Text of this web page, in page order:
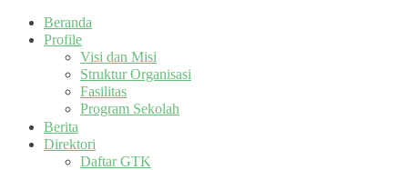
Beranda
Profile
Visi dan Misi
Struktur Organisasi
Fasilitas
Program Sekolah
Berita
Direktori
Daftar GTK